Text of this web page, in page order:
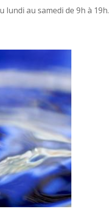
au samedi de 9h à 19h.